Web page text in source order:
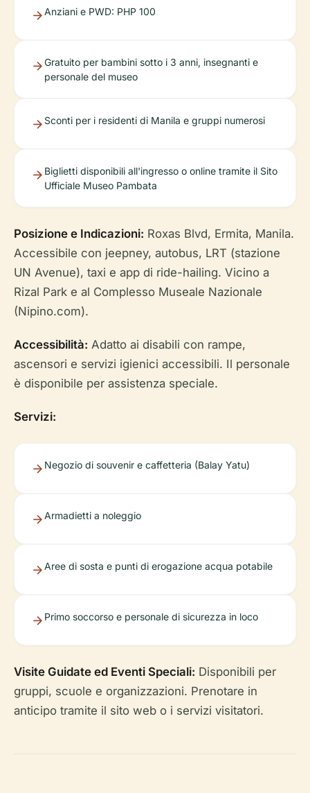
Anziani e PWD: PHP 100
Gratuito per bambini sotto i 3 anni, insegnanti e
personale del museo
Sconti per i residenti di Manila e gruppi numerosi
Biglietti disponibili all'ingresso o online tramite il Sito
Ufficiale Museo Pambata
Posizione e Indicazioni: Roxas Blvd, Ermita, Manila.
Accessibile con jeepney, autobus, LRT (stazione
UN Avenue), taxi e app di ride-hailing. Vicino a
Rizal Park e al Complesso Museale Nazionale
(Nipino.com).
Accessibilità: Adatto ai disabili con rampe,
ascensori e servizi igienici accessibili. Il personale
è disponibile per assistenza speciale.
Servizi:
Negozio di souvenir e caffetteria (Balay Yatu)
Armadietti a noleggio
Aree di sosta e punti di erogazione acqua potabile
Primo soccorso e personale di sicurezza in loco
Visite Guidate ed Eventi Speciali: Disponibili per
gruppi, scuole e organizzazioni. Prenotare in
anticipo tramite il sito web o i servizi visitatori.